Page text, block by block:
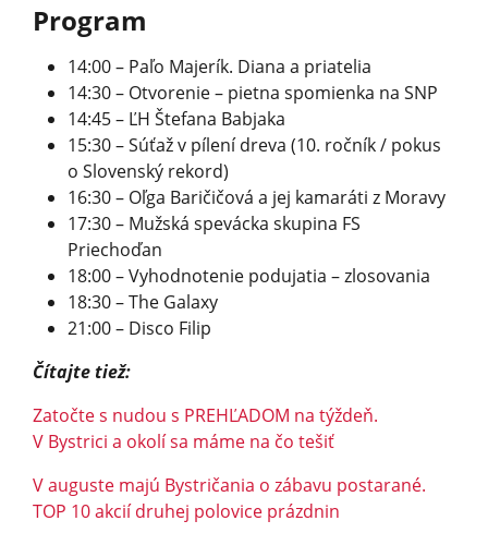
Program
14:00 – Paľo Majerík. Diana a priatelia
14:30 – Otvorenie – pietna spomienka na SNP
14:45 – ĽH Štefana Babjaka
15:30 – Súťaž v pílení dreva (10. ročník / pokus
o Slovenský rekord)
16:30 – Oľga Baričičová a jej kamaráti z Moravy
17:30 – Mužská spevácka skupina FS
Priechoďan
18:00 – Vyhodnotenie podujatia – zlosovania
18:30 – The Galaxy
21:00 – Disco Filip
Čítajte tiež:
Zatočte s nudou s PREHĽADOM na týždeň.
V Bystrici a okolí sa máme na čo tešiť
V auguste majú Bystričania o zábavu postarané.
TOP 10 akcií druhej polovice prázdnin